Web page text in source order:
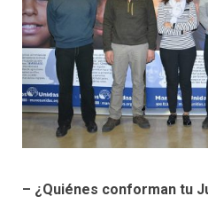
– ¿Quiénes conforman tu